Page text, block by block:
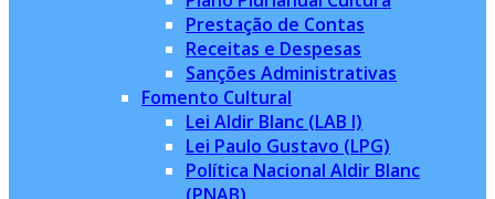
Prestação de Contas
Receitas e Despesas
Sanções Administrativas
Fomento Cultural
Lei Aldir Blanc (LAB I)
Lei Paulo Gustavo (LPG)
Política Nacional Aldir Blanc